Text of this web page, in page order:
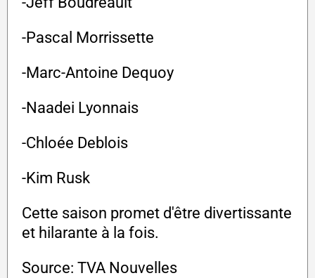
-Pascal Morrissette
-Marc-Antoine Dequoy
-Naadei Lyonnais
-Chloée Deblois
-Kim Rusk
Cette saison promet d'être divertissante
et hilarante à la fois.
Source: TVA Nouvelles